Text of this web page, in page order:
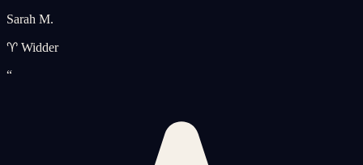
Sarah M.
♈ Widder
“